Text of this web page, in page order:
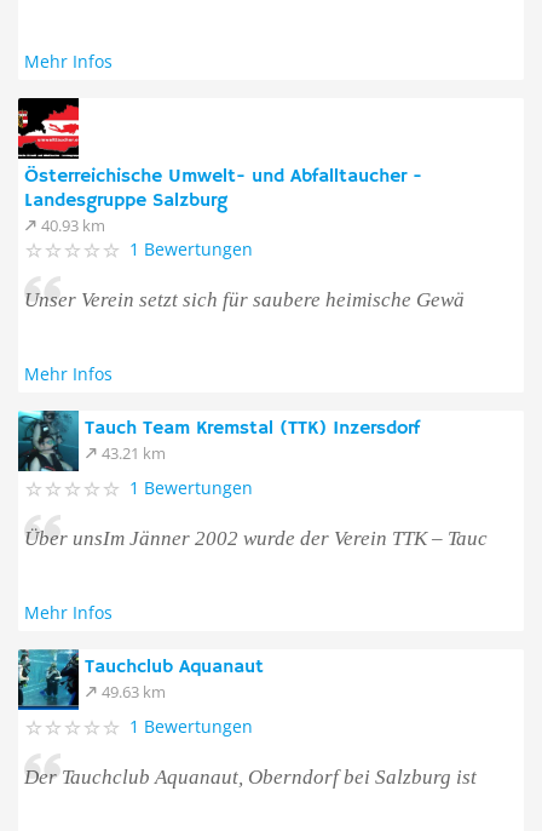
Mehr Infos
Österreichische Umwelt- und Abfalltaucher -
Landesgruppe Salzburg
40.93 km
1 Bewertungen
Unser Verein setzt sich für saubere heimische Gewä
Mehr Infos
Tauch Team Kremstal (TTK) Inzersdorf
43.21 km
1 Bewertungen
Über unsIm Jänner 2002 wurde der Verein TTK – Tauc
Mehr Infos
Tauchclub Aquanaut
49.63 km
1 Bewertungen
Der Tauchclub Aquanaut, Oberndorf bei Salzburg ist